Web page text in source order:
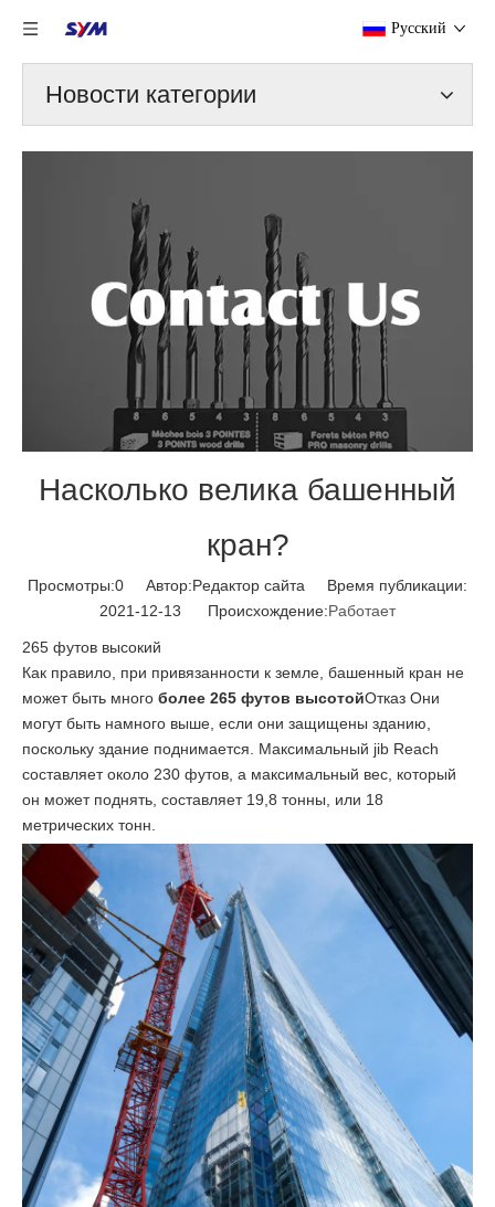
Pусский
Новости категории
Насколько велика башенный
кран?
Просмотры:0 Автор:Pедактор сайта Время публикации:
2021-12-13 Происхождение:Работает
265 футов высокий
Как правило, при привязанности к земле, башенный кран не
может быть много более 265 футов высотойОтказ Они
могут быть намного выше, если они защищены зданию,
поскольку здание поднимается. Максимальный jib Reach
составляет около 230 футов, а максимальный вес, который
он может поднять, составляет 19,8 тонны, или 18
метрических тонн.